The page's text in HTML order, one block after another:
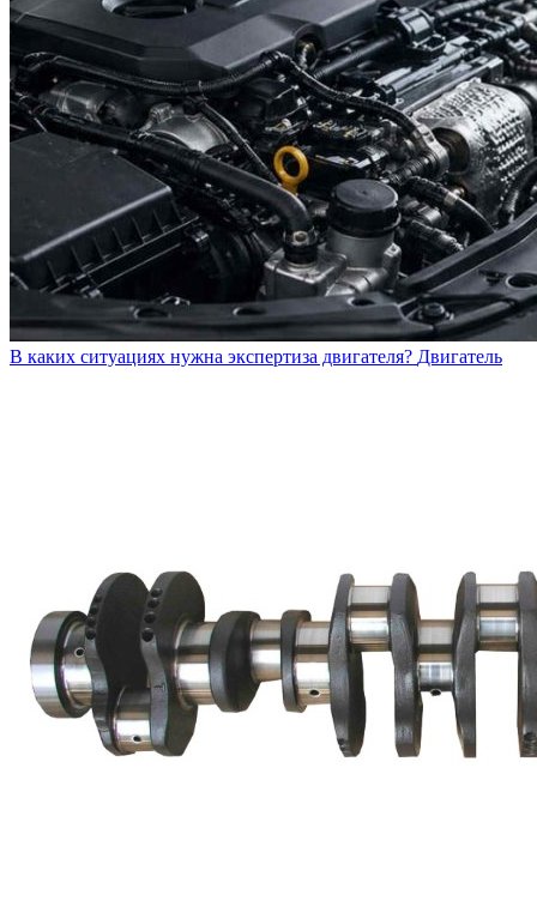
В каких ситуациях нужна экспертиза двигателя? Двигатель